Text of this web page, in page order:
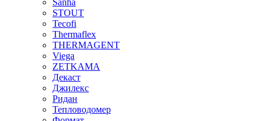
STOUT
Tecofi
Thermaflex
THERMAGENT
Viega
ZETKAMA
Декаст
Джилекс
Ридан
Тепловодомер